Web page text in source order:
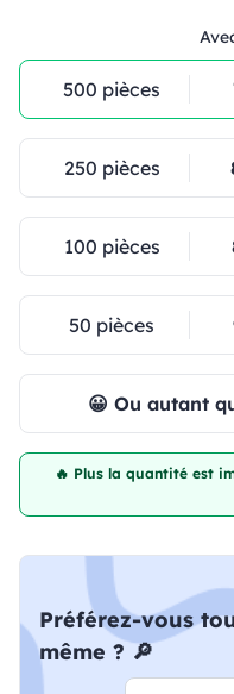
500 pièces
250 pièces
100 pièces
50 pièces
😀 Ou autant
🔥 Plus la quantité est
Préférez-vous
même ? 🔎